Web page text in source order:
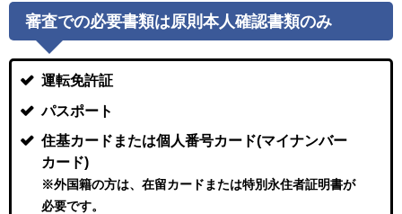
審査での必要書類は原則本人確認書類のみ
運転免許証
パスポート
住基カードまたは個人番号カード(マイナンバー
カード)
※外国籍の方は、在留カードまたは特別永住者証明書が
必要です。